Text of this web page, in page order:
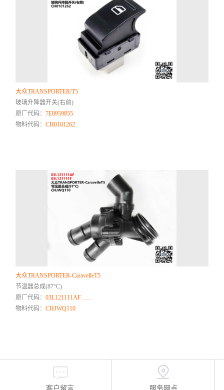
大众TRANSPORTER/T5
玻璃升降器开关(右前)
原厂代码：7E0959855
物料代码：CH0101262
大众TRANSPORTER-CaravelleT5
节温器总成(87°C)
原厂代码：03L121111AF……
物料代码：CHJWQ110
客户留言 服务网点